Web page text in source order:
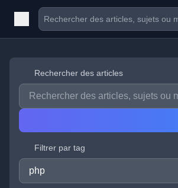
Rechercher des articles
Filtrer par tag